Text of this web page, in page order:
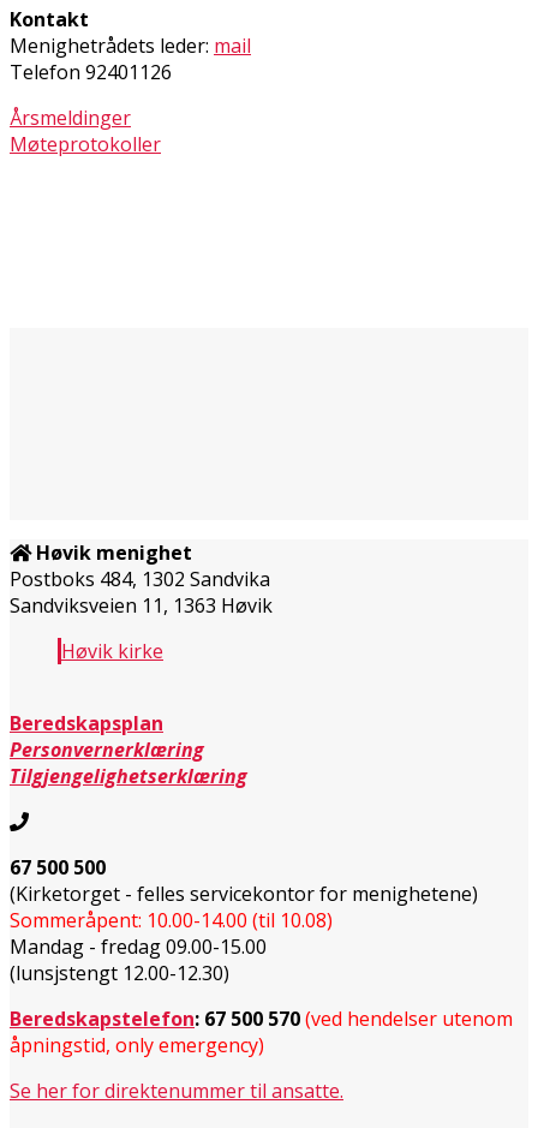
Kontakt
Menighetrådets leder: mail
Telefon 92401126
Årsmeldinger
Møteprotokoller
Høvik menighet
Postboks 484, 1302 Sandvika
Sandviksveien 11, 1363 Høvik
Høvik kirke
Beredskapsplan
Personvernerklæring
Tilgjengelighetserklæring
67 500 500
(Kirketorget - felles servicekontor for menighetene)
Sommeråpent: 10.00-14.00 (til 10.08)
Mandag - fredag 09.00-15.00
(lunsjstengt 12.00-12.30)
Beredskapstelefon: 67 500 570(ved hendelser utenom
åpningstid, only emergency)
Se her for direktenummer til ansatte.